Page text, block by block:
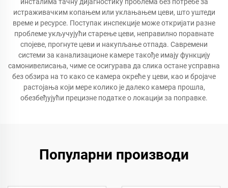
истраживачким копањем или уклањањем цеви, што уштеди
време и ресурсе. Поступак инспекције може откријати разне
проблеме укључујући старење цеви, неправилно поравнате
спојеве, прогнуте цеви и накупљање отпада. Савремени
системи за канализационе камере такође имају функцију
самонивелисања, чиме се осигурава да слика остане усправна
без обзира на то како се камера окреће у цеви, као и бројаче
растојања који мере колико је далеко камера прошла,
обезбеђујући прецизне податке о локацији за поправке.
Популарни производи